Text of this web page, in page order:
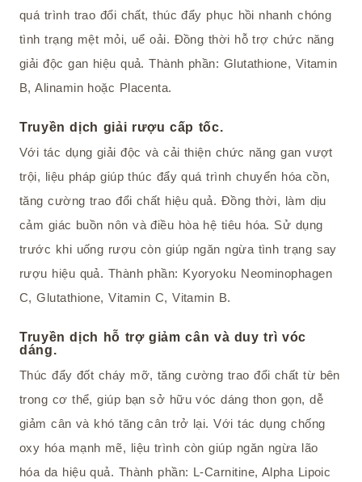
quá trình trao đổi chất, thúc đẩy phục hồi nhanh chóng
tình trạng mệt mỏi, uể oải. Đồng thời hỗ trợ chức năng
giải độc gan hiệu quả. Thành phần: Glutathione, Vitamin
B, Alinamin hoặc Placenta.
Truyền dịch giải rượu cấp tốc.
Với tác dụng giải độc và cải thiện chức năng gan vượt
trội, liệu pháp giúp thúc đẩy quá trình chuyển hóa cồn,
tăng cường trao đổi chất hiệu quả. Đồng thời, làm dịu
cảm giác buồn nôn và điều hòa hệ tiêu hóa. Sử dụng
trước khi uống rượu còn giúp ngăn ngừa tình trạng say
rượu hiệu quả. Thành phần: Kyoryoku Neominophagen
C, Glutathione, Vitamin C, Vitamin B.
Truyền dịch hỗ trợ giảm cân và duy trì vóc
dáng.
Thúc đẩy đốt cháy mỡ, tăng cường trao đổi chất từ bên
trong cơ thể, giúp bạn sở hữu vóc dáng thon gọn, dễ
giảm cân và khó tăng cân trở lại. Với tác dụng chống
oxy hóa mạnh mẽ, liệu trình còn giúp ngăn ngừa lão
hóa da hiệu quả. Thành phần: L-Carnitine, Alpha Lipoic